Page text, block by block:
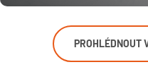
PROHLÉDNOUT